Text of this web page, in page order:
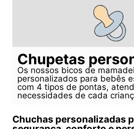
Chupetas
Os nossos bicos de
personalizados para bebês
com 4 tipos de pontas,
necessidades de cada
Chuchas personalizadas